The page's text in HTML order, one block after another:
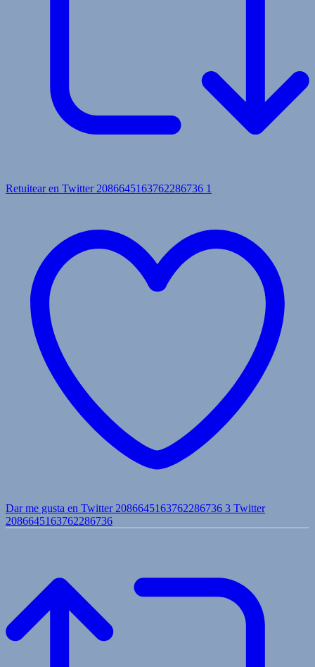
Retuitear en Twitter 2086645163762286736 1
Dar me gusta en Twitter 2086645163762286736 3 Twitter
2086645163762286736